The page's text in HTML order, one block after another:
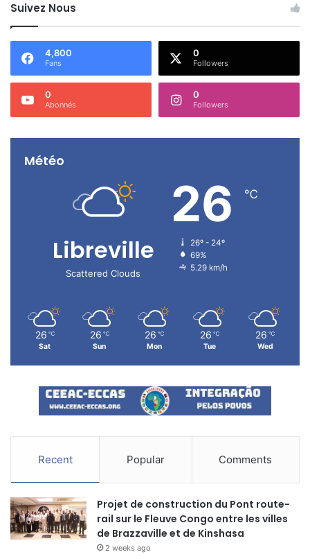
Suivez Nous
4,800
Fans
0
Followers
0
Abonnés
0
Followers
Météo
Libreville
Scattered Clouds
26 ℃
26º - 24º
69%
5.29 km/h
26 ℃
Sat
26 ℃
Sun
26 ℃
Mon
26 ℃
Tue
26 ℃
Wed
Recent Popular Comments
Projet de construction du Pont route-
rail sur le Fleuve Congo entre les villes
de Brazzaville et de Kinshasa
2 weeks ago